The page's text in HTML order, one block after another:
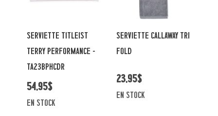
SERVIETTE TITLEIST
TERRY PERFORMANCE -
TA23BPHCDR
54,95$
en stock
SERVIETTE CALLAWAY TRI
FOLD
23,95$
en stock